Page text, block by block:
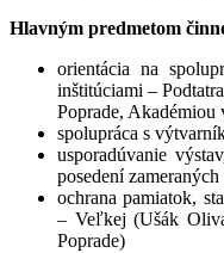
Hlavným predmetom
orientácia na
inštitúciami –
Poprade, Akadémiou
spolupráca s
usporadúvanie
posedení
ochrana pamiatok,
– Veľkej (Ušák
Poprade)